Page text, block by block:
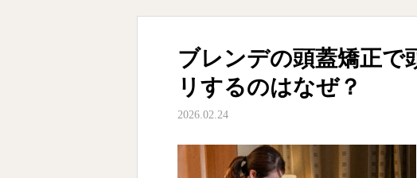
ブレンデの頭蓋矯正で
リするのはなぜ？
2026.02.24